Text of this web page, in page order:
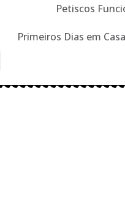
Petiscos
Primeiros Dias em Casa